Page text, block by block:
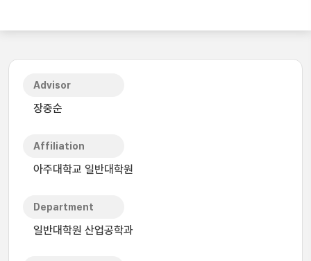
Advisor
장중순
Affiliation
아주대학교 일반대학원
Department
일반대학원 산업공학과